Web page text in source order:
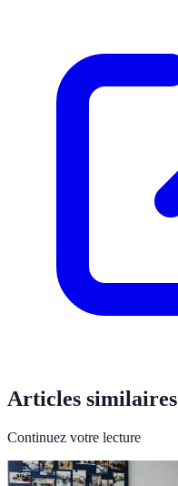
Articles similaires
Continuez votre lecture